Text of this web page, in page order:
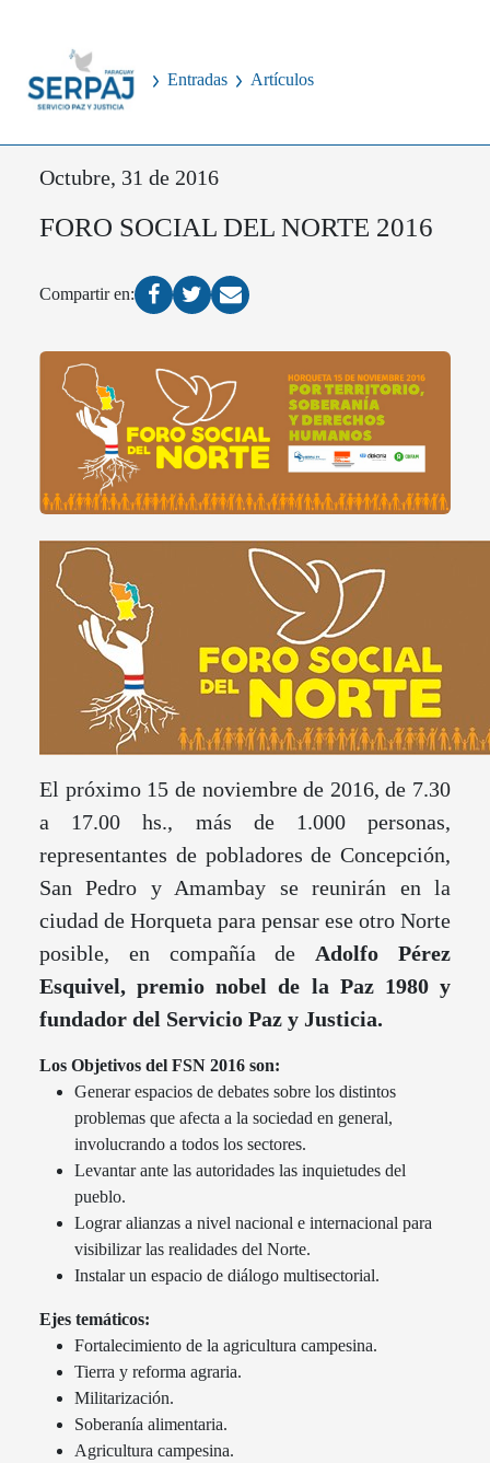
Entradas Artículos
Octubre, 31 de 2016
FORO SOCIAL DEL NORTE 2016
Compartir en:
El próximo 15 de noviembre de 2016, de 7.30
a 17.00 hs., más de 1.000 personas,
representantes de pobladores de Concepción,
San Pedro y Amambay se reunirán en la
ciudad de Horqueta para pensar ese otro Norte
posible, en compañía de Adolfo Pérez
Esquivel, premio nobel de la Paz 1980 y
fundador del Servicio Paz y Justicia.
Los Objetivos del FSN 2016 son:
Generar espacios de debates sobre los distintos
problemas que afecta a la sociedad en general,
involucrando a todos los sectores.
Levantar ante las autoridades las inquietudes del
pueblo.
Lograr alianzas a nivel nacional e internacional para
visibilizar las realidades del Norte.
Instalar un espacio de diálogo multisectorial.
Ejes temáticos:
Fortalecimiento de la agricultura campesina.
Tierra y reforma agraria.
Militarización.
Soberanía alimentaria.
Agricultura campesina.